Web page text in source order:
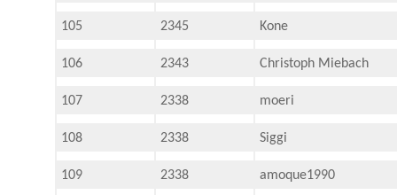
105 2345 Kone
106 2343 Christoph Miebach
107 2338 moeri
108 2338 Siggi
109 2338 amoque1990